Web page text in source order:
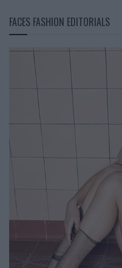
FACES FASHION EDITORIALS